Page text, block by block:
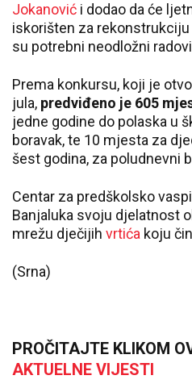
Jokanović i dodao da će
iskorišten za
su potrebni neodložni
Prema konkursu, koji je
jula, predviđeno je 605
jedne godine do polaska u
boravak, te 10 mjesta za
šest godina, za poludnevni
Centar za predškolsko
Banjaluka svoju djelatnost
mrežu dječijih vrtića koju
(Srna)
PROČITAJTE KLIKOM
AKTUELNE VIJESTI